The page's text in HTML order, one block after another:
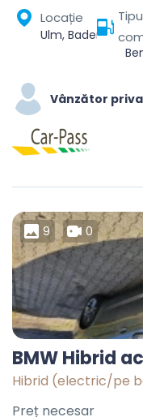
Locație
Ulm, Baden-Württemberg, Deutschland
Vânzător
9 0
BMW Hibrid
Hibrid (electric/pe
Preț necesar